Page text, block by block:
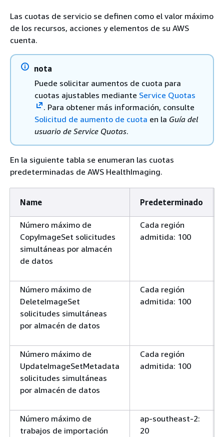
Las cuotas de servicio se definen como el valor máximo
de los recursos, acciones y elementos de su AWS
cuenta.
nota
Puede solicitar aumentos de cuota para
cuotas ajustables mediante Service Quotas
. Para obtener más información, consulte
Solicitud de aumento de cuota en la Guía del
usuario de Service Quotas.
En la siguiente tabla se enumeran las cuotas
predeterminadas de AWS HealthImaging.
Name Predeterminado
Número máximo de
CopyImageSet solicitudes
simultáneas por almacén
de datos
Cada región
admitida: 100
Número máximo de
DeleteImageSet
solicitudes simultáneas
por almacén de datos
Cada región
admitida: 100
Número máximo de
UpdateImageSetMetadata
solicitudes simultáneas
por almacén de datos
Cada región
admitida: 100
Número máximo de
trabajos de importación
ap-southeast-2:
20